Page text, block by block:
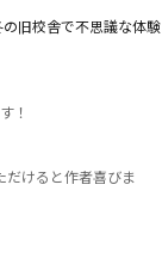
旧校舎で不思議な体験
！
だけると作者喜びま